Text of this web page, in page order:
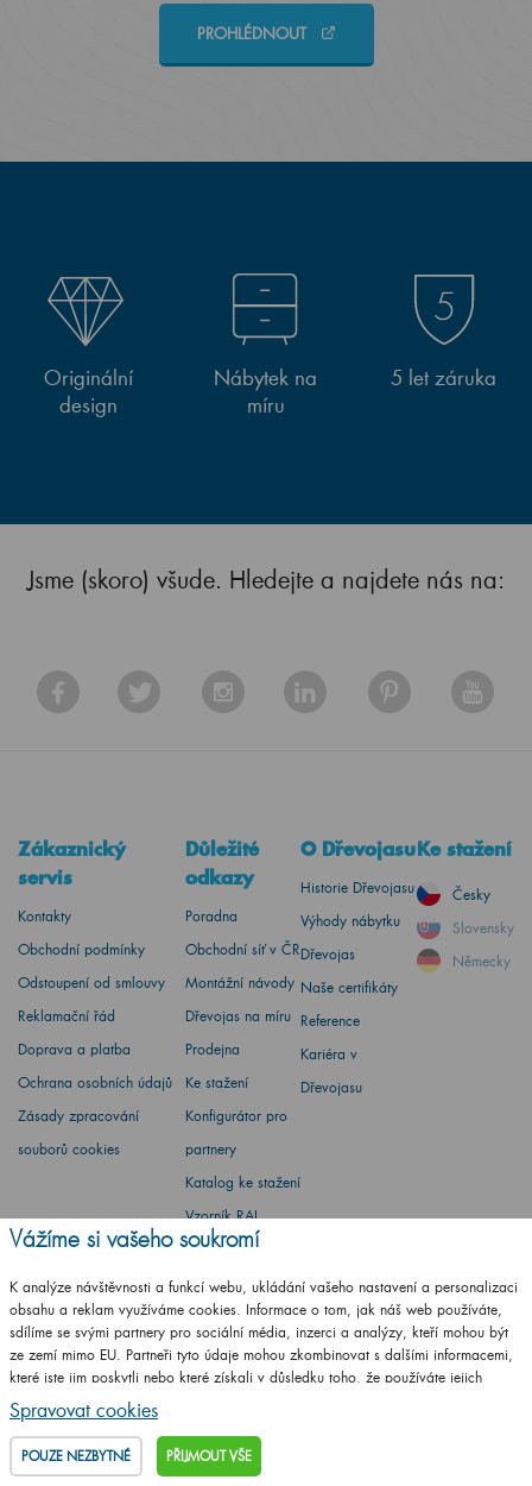
PROHLÉDNOUT
Originální
design
Nábytek na
míru
5 let záruka
Jsme (skoro) všude. Hledejte a najdete nás na:
Zákaznický
servis
Kontakty
Obchodní podmínky
Odstoupení od smlouvy
Reklamační řád
Doprava a platba
Ochrana osobních údajů
Zásady zpracování
souborů cookies
Důležité
odkazy
Poradna
Obchodní síť v ČR
Montážní návody
Dřevojas na míru
Prodejna
Ke stažení
Konfigurátor pro
partnery
Katalog ke stažení
Vzorník RAL
Whistleblowing
Environmentální
politika
O Dřevojasu
Historie Dřevojasu
Výhody nábytku
Dřevojas
Naše certifikáty
Reference
Kariéra v
Dřevojasu
Ke stažení
Česky
Slovensky
Německy
Barbora Stoklasová
Vážíme si vašeho soukromí
K analýze návštěvnosti a funkcí webu, ukládání vašeho nastavení a personalizaci
obsahu a reklam využíváme cookies. Informace o tom, jak náš web používáte,
sdílíme se svými partnery pro sociální média, inzerci a analýzy, kteří mohou být
ze zemí mimo EU. Partneři tyto údaje mohou zkombinovat s dalšími informacemi,
které jste jim poskytli nebo které získali v důsledku toho, že používáte jejich
služby.
Podrobné informace
Spravovat cookies
POUZE NEZBYTNÉ PŘIJMOUT VŠE